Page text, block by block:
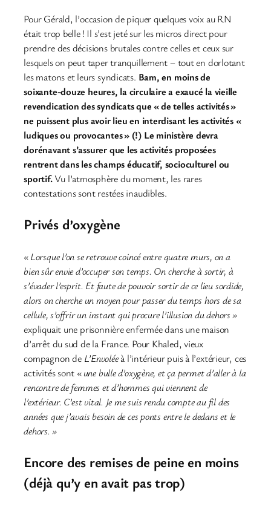
Pour Gérald, l’occasion de piquer quelques voix au RN
était trop belle ! Il s’est jeté sur les micros direct pour
prendre des décisions brutales contre celles et ceux sur
lesquels on peut taper tranquillement – tout en dorlotant
les matons et leurs syndicats. Bam, en moins de
soixante-douze heures, la circulaire a exaucé la vieille
revendication des syndicats que « de telles activités »
ne puissent plus avoir lieu en interdisant les activités «
ludiques ou provocantes » (!) Le ministère devra
dorénavant s’assurer que les activités proposées
rentrent dans les champs éducatif, socioculturel ou
sportif.Vu l’atmosphère du moment, les rares
contestations sont restées inaudibles.
Privés d’oxygène
« Lorsque l’on se retrouve coincé entre quatre murs, on a
bien sûr envie d’occuper son temps. On cherche à sortir, à
s’évader l’esprit. Et faute de pouvoir sortir de ce lieu sordide,
alors on cherche un moyen pour passer du temps hors de sa
cellule, s’offrir un instant qui procure l’illusion du dehors »
expliquait une prisonnière enfermée dans une maison
d’arrêt du sud de la France. Pour Khaled, vieux
compagnon de L’Envoléeà l’intérieur puis à l’extérieur, ces
activités sont « une bulle d’oxygène, et ça permet d’aller à la
rencontre de femmes et d’hommes qui viennent de
l’extérieur. C’est vital. Je me suis rendu compte au fil des
années que j’avais besoin de ces ponts entre le dedans et le
dehors. »
Encore des remises de peine en moins
(déjà qu’y en avait pas trop)